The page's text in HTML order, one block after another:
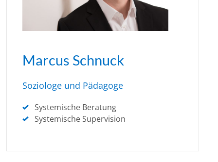
Marcus Schnuck
Soziologe und Pädagoge
Systemische Beratung
Systemische Supervision